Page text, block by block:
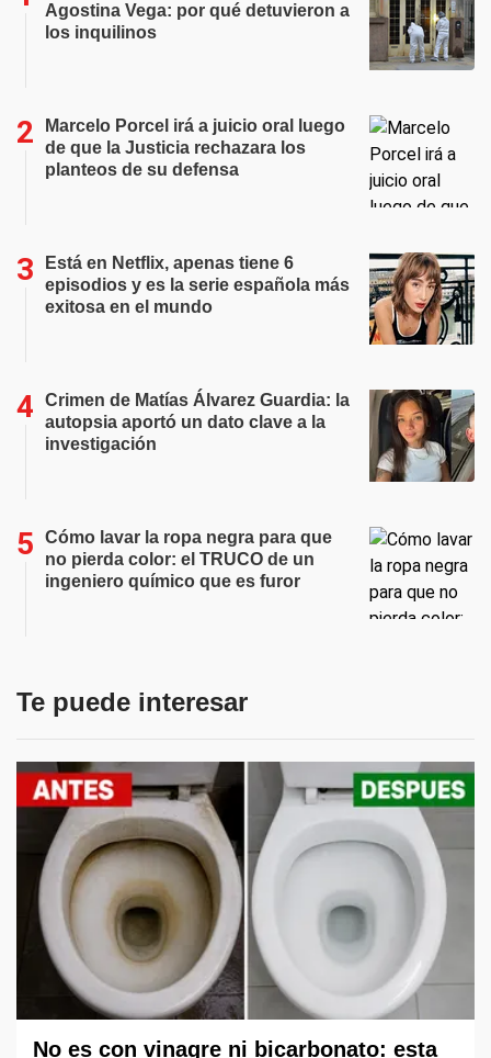
Agostina Vega: por qué detuvieron a
los inquilinos
Marcelo Porcel irá a juicio oral luego
de que la Justicia rechazara los
planteos de su defensa
Está en Netflix, apenas tiene 6
episodios y es la serie española más
exitosa en el mundo
Crimen de Matías Álvarez Guardia: la
autopsia aportó un dato clave a la
investigación
Cómo lavar la ropa negra para que
no pierda color: el TRUCO de un
ingeniero químico que es furor
Te puede interesar
No es con vinagre ni bicarbonato: esta